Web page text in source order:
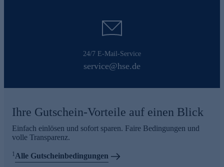
24/7 E-Mail-Service
service@hse.de
Ihre Gutschein-Vorteile auf einen Blick
Einfach einlösen und sofort sparen. Faire Bedingungen und
volle Transparenz.
1Alle Gutscheinbedingungen